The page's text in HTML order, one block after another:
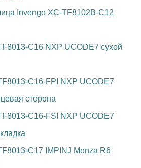
Invengo XC-TF8102B-C12
C16 NXP UCODE7 сухой
C16-FPI NXP UCODE7
сторона
C16-FSI NXP UCODE7
C17 IMPINJ Monza R6